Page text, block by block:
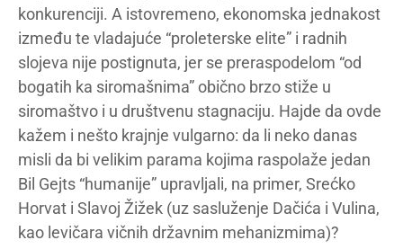
konkurenciji. A istovremeno, ekonomska jednakost
između te vladajuće “proleterske elite” i radnih
slojeva nije postignuta, jer se preraspodelom “od
bogatih ka siromašnima” obično brzo stiže u
siromaštvo i u društvenu stagnaciju. Hajde da ovde
kažem i nešto krajnje vulgarno: da li neko danas
misli da bi velikim parama kojima raspolaže jedan
Bil Gejts “humanije” upravljali, na primer, Srećko
Horvat i Slavoj Žižek (uz sasluženje Dačića i Vulina,
kao levičara vičnih državnim mehanizmima)?